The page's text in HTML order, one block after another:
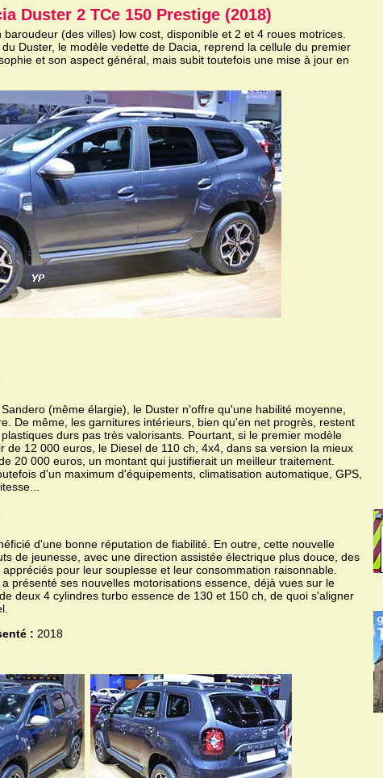
Duster 2 TCe 150 Prestige (2018)
(des villes) low cost, disponible et 2 et 4 roues motrices.
Duster, le modèle vedette de Dacia, reprend la cellule du premier
et son aspect général, mais subit toutefois une mise à jour en
(même élargie), le Duster n'offre qu'une habilité moyenne,
De même, les garnitures intérieurs, bien qu'en net progrès, restent
durs pas très valorisants. Pourtant, si le premier modèle
de 12 000 euros, le Diesel de 110 ch, 4x4, dans sa version la mieux
20 000 euros, un montant qui justifierait un meilleur traitement.
d'un maximum d'équipements, climatisation automatique, GPS,
d'une bonne réputation de fiabilité. En outre, cette nouvelle
de jeunesse, avec une direction assistée électrique plus douce, des
pour leur souplesse et leur consommation raisonnable.
présenté ses nouvelles motorisations essence, déjà vues sur le
deux 4 cylindres turbo essence de 130 et 150 ch, de quoi s'aligner
: 2018